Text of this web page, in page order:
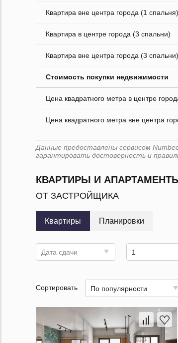
Квартира вне центра города (1 спальня)
Квартира в центре города (3 спальни)
Квартира вне центра города (3 спальни)
Стоимость покупки недвижимости
Цена квадратного метра в центре
Цена квадратного метра вне центра
Данные предоставлены сервисом
гарантировать достоверность и
КВАРТИРЫ И АПАРТАМЕНТЫ
ОТ ЗАСТРОЙЩИКА
Квартиры Планировки
Дата сдачи 1
Сортировать По популярности